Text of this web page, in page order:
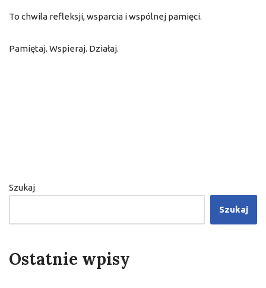
To chwila refleksji, wsparcia i wspólnej pamięci.
Pamiętaj. Wspieraj. Działaj.
Szukaj
Szukaj
Ostatnie wpisy